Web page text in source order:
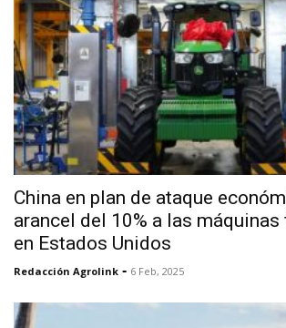
China en plan de ataque
arancel del 10% a las
en Estados Unidos
Redacción Agrolink - 6 Feb, 2025